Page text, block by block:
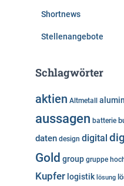
Shortnews
Stellenangebote
Schlagwörter
aktien Altmetall
aussagen batterie
daten design digital
Gold group gruppe
Kupfer logistik lösung